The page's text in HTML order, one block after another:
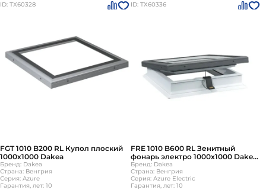
ID: ТХ60328
FGT 1010 B200 RL Купол плоский
1000х1000 Dakea
Бренд: Dakea
Страна: Венгрия
Серия: Azure
Гарантия, лет: 10
ID: ТХ60336
FRE 1010 B600 RL Зенитный
фонарь электро 1000х1000 Dakea
(без купола)
Бренд: Dakea
Страна: Венгрия
Серия: Azure Electric
Гарантия, лет: 10